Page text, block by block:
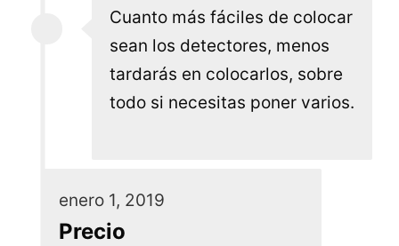
Cuanto más fáciles de colocar
sean los detectores, menos
tardarás en colocarlos, sobre
todo si necesitas poner varios.
enero 1, 2019
Precio